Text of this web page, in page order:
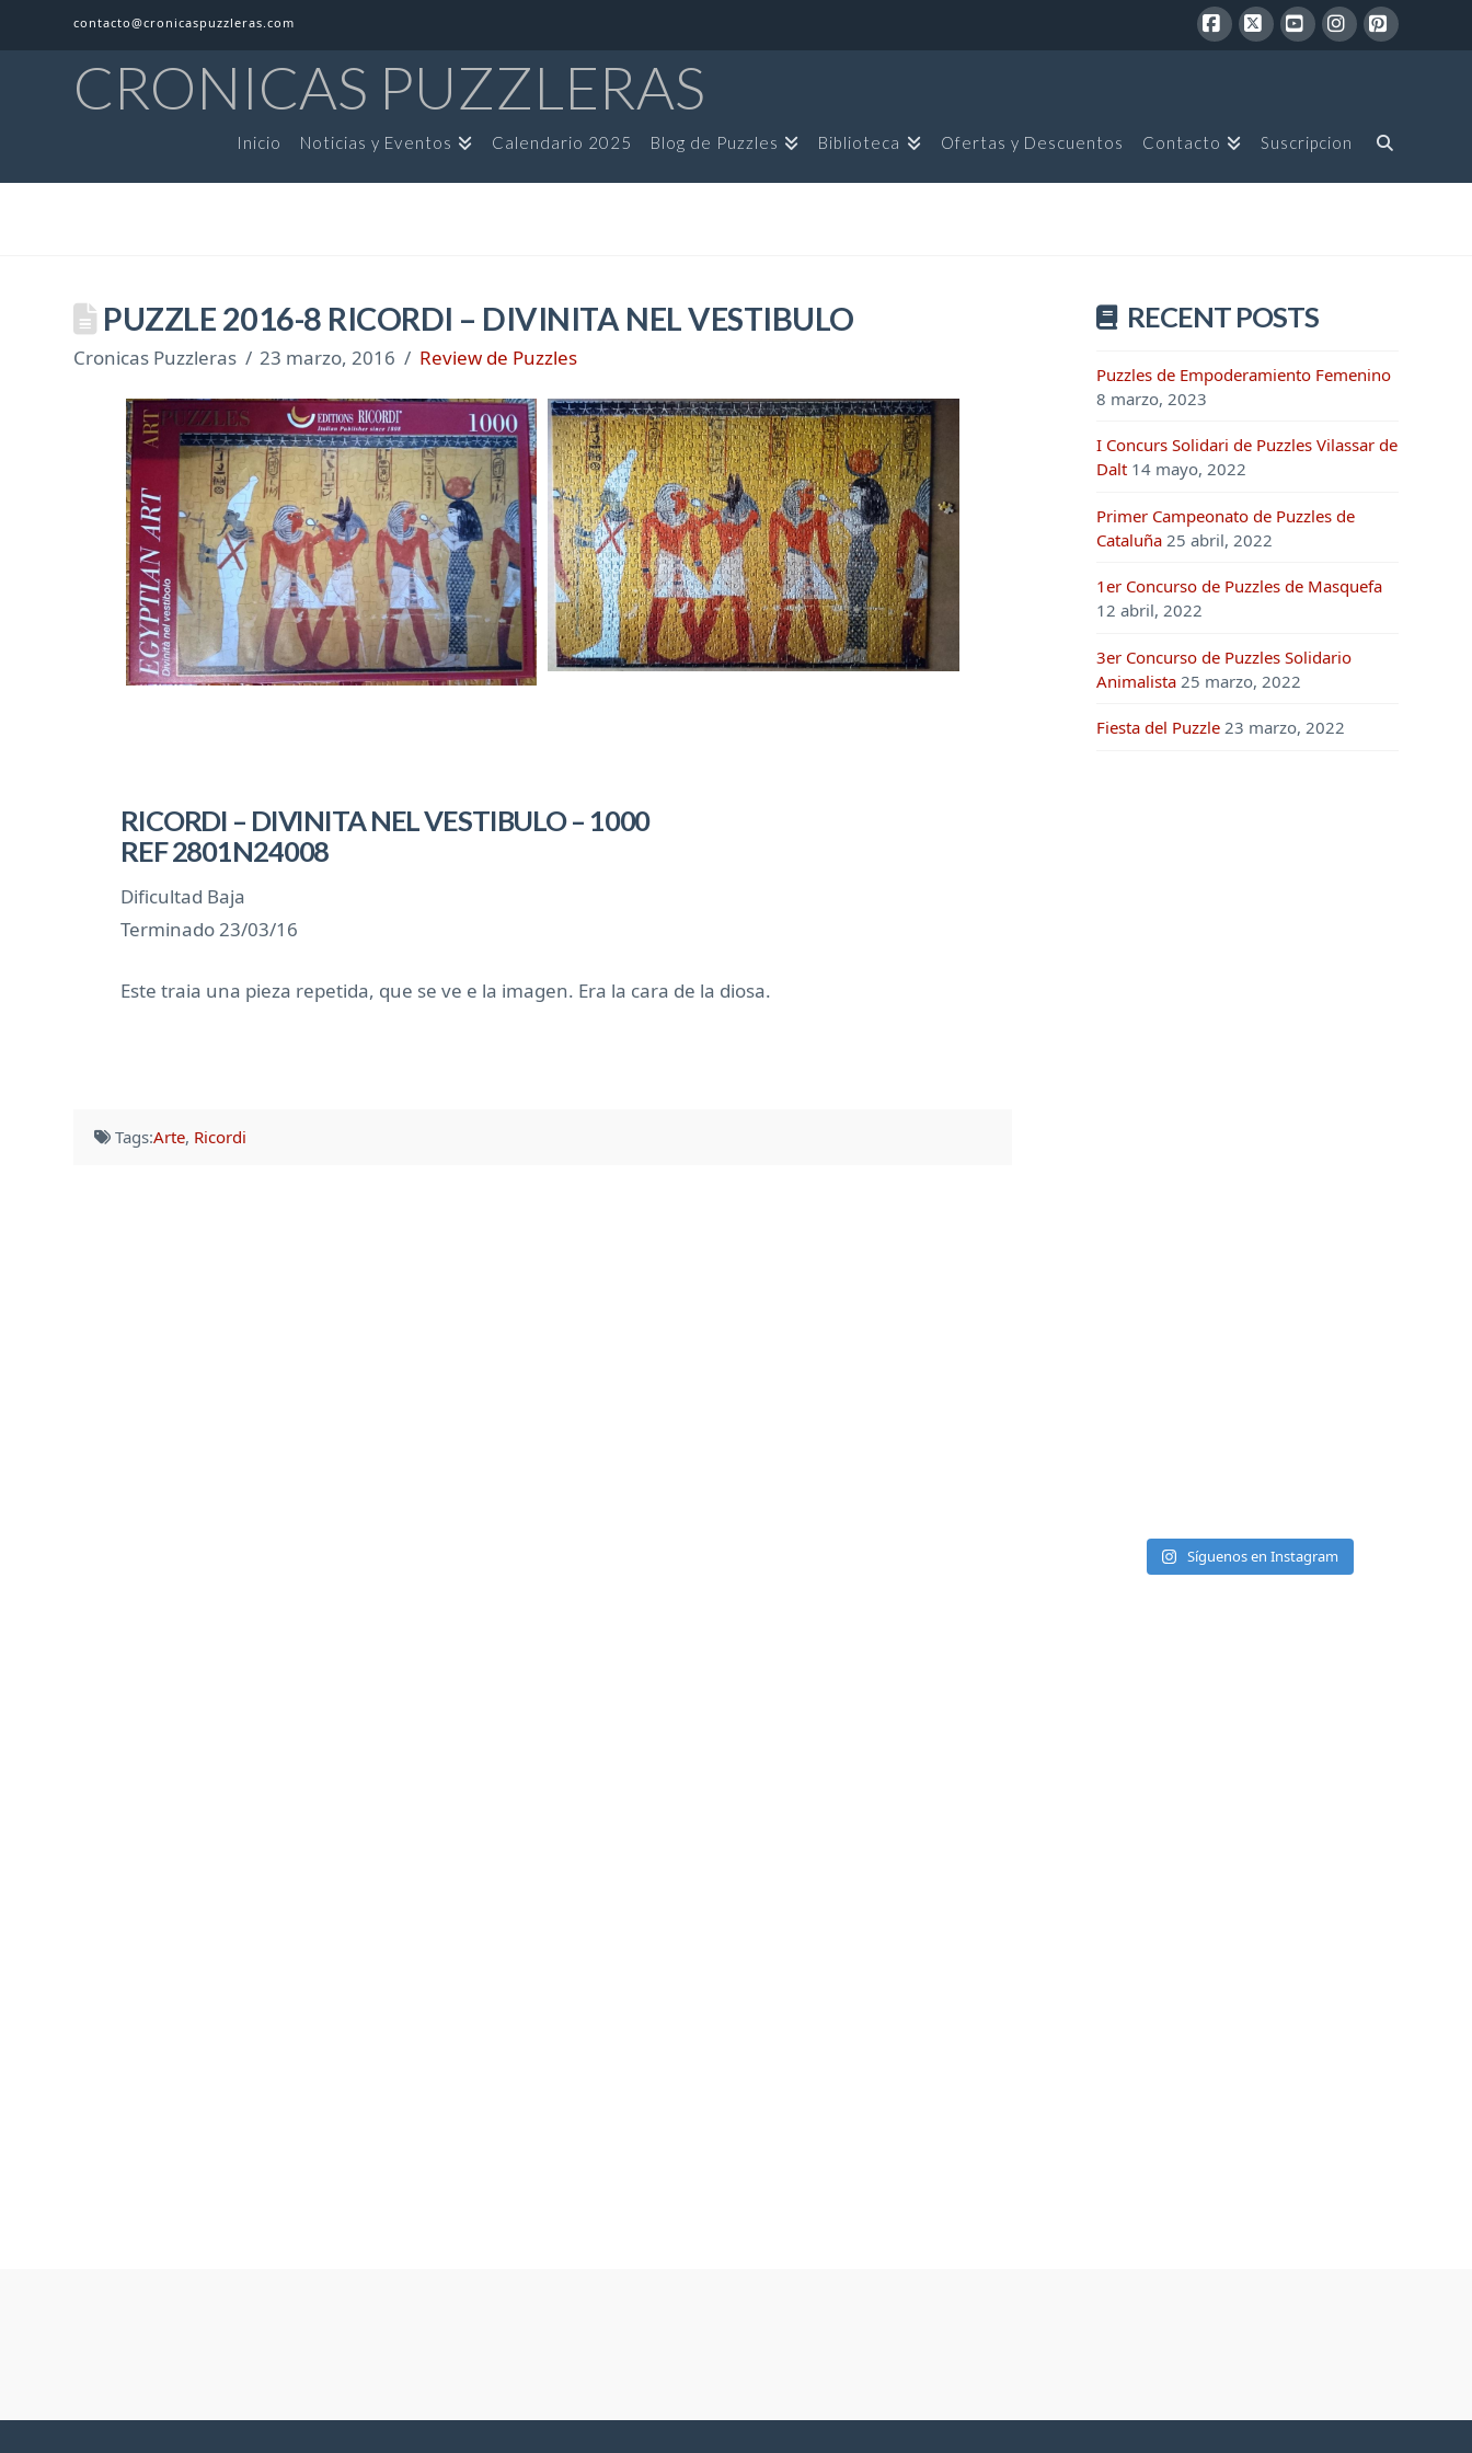
contacto@cronicaspuzzleras.com
CRONICAS PUZZLERAS
Inicio Noticias y Eventos Calendario 2025 Blog de Puzzles Biblioteca Ofertas y Descuentos Contacto Suscripcion
PUZZLE 2016-8 RICORDI – DIVINITA NEL VESTIBULO
Cronicas Puzzleras 23 marzo, 2016 Review de Puzzles
RICORDI – DIVINITA NEL VESTIBULO – 1000
REF 2801N24008
Dificultad Baja
Terminado 23/03/16
Este traia una pieza repetida, que se ve e la imagen. Era la cara de la diosa.
Tags:Arte, Ricordi
RECENT POSTS
Puzzles de Empoderamiento Femenino
8 marzo, 2023
I Concurs Solidari de Puzzles Vilassar de
Dalt 14 mayo, 2022
Primer Campeonato de Puzzles de
Cataluña 25 abril, 2022
1er Concurso de Puzzles de Masquefa
12 abril, 2022
3er Concurso de Puzzles Solidario
Animalista 25 marzo, 2022
Fiesta del Puzzle 23 marzo, 2022
Síguenos en Instagram